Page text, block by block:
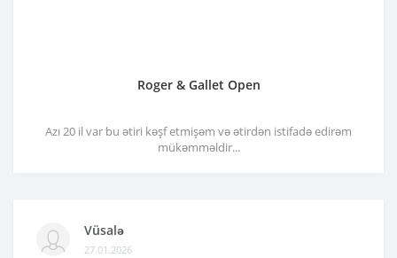
Roger & Gallet Open
Azı 20 il var bu ətiri kəşf etmişəm və ətirdən istifadə edirəm
mükəmməldir...
Vüsalə
27.01.2026